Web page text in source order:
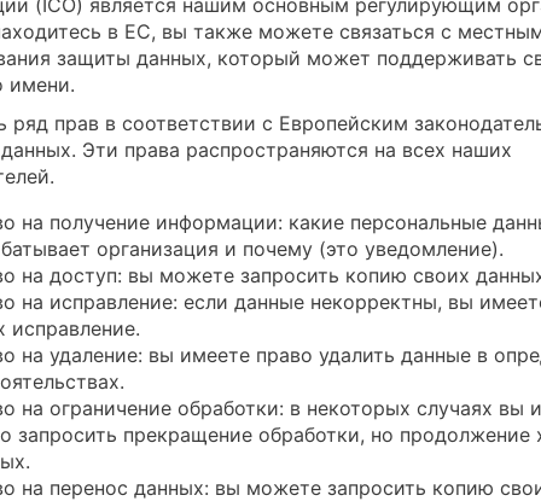
(ICO) является нашим основным регулирующим
в ЕС, вы также можете связаться с
защиты данных, который может поддерживать
имени.
ряд прав в соответствии с Европейским
Эти права распространяются на всех наших
на получение информации: какие персональные
организация и почему (это уведомление).
на доступ: вы можете запросить копию своих
на исправление: если данные некорректны, вы
исправление.
на удаление: вы имеете право удалить данные в
на ограничение обработки: в некоторых случаях вы
запросить прекращение обработки, но продолжение
на перенос данных: вы можете запросить копию